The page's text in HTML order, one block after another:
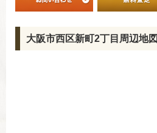
大阪市西区新町2丁目周辺地図